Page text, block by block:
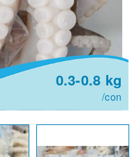
0.3-0.8 kg
/con